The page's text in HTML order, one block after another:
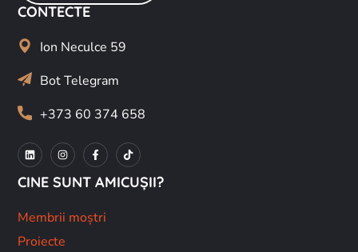
CONTECTE
Ion Neculce 59
Bot Telegram
+373 60 374 658
CINE SUNT AMICUȘII?
Membrii moștri
Proiecte